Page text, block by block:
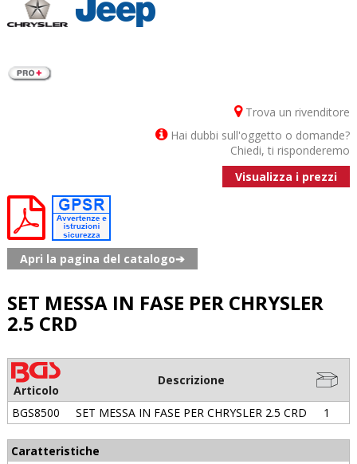
Trova un rivenditore
Hai dubbi sull'oggetto o domande?
Chiedi, ti risponderemo
Visualizza i prezzi
Apri la pagina del catalogo➔
SET MESSA IN FASE PER CHRYSLER
2.5 CRD
Articolo
Descrizione
BGS8500 SET MESSA IN FASE PER CHRYSLER 2.5 CRD 1
Caratteristiche